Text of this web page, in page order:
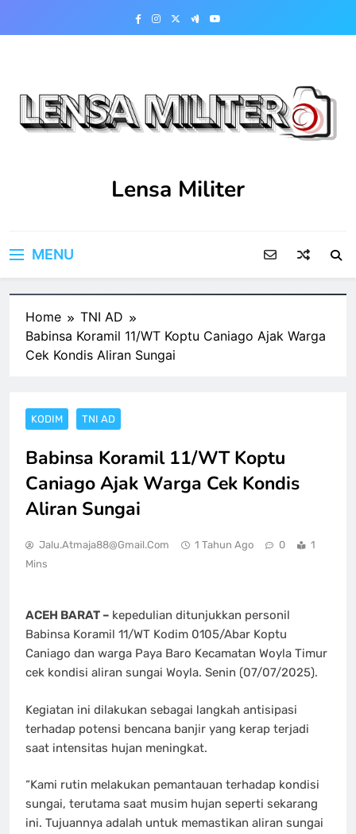
Lensa Militer
MENU
Home
TNI AD
Babinsa Koramil 11/WT Koptu Caniago Ajak Warga
Cek Kondis Aliran Sungai
KODIM TNI AD
Babinsa Koramil 11/WT Koptu
Caniago Ajak Warga Cek Kondis
Aliran Sungai
Jalu.atmaja88@gmail.com 1 Tahun Ago 0
1
Mins
ACEH BARAT – kepedulian ditunjukkan personil
Babinsa Koramil 11/WT Kodim 0105/Abar Koptu
Caniago dan warga Paya Baro Kecamatan Woyla Timur
cek kondisi aliran sungai Woyla. Senin (07/07/2025).
Kegiatan ini dilakukan sebagai langkah antisipasi
terhadap potensi bencana banjir yang kerap terjadi
saat intensitas hujan meningkat.
“Kami rutin melakukan pemantauan terhadap kondisi
sungai, terutama saat musim hujan seperti sekarang
ini. Tujuannya adalah untuk memastikan aliran sungai